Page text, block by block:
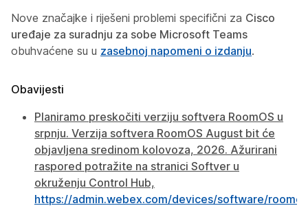
Nove značajke i riješeni problemi specifični za Cisco
uređaje za suradnju za sobe Microsoft Teams
obuhvaćene su u zasebnoj napomeni o izdanju.
Obavijesti
Planiramo preskočiti verziju softvera RoomOS u
srpnju. Verzija softvera RoomOS August bit će
objavljena sredinom kolovoza, 2026. Ažurirani
raspored potražite na stranici Softver u
okruženju Control Hub,
https://admin.webex.com/devices/software/roomos